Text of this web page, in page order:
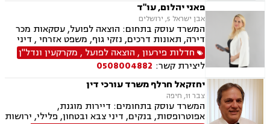
פאני יהלום, עו"ד
אבן ישראל 5, ירושלים
המשרד עוסק בתחום: הוצאה לפועל, עסקאות מכר
דירה, תאונות דרכים, נזקי גוף, משפט אזרחי , דיני
מקרקעין, דיני חוזים, דיני ביטוח, נזיקין, אבדן כושר
עבודה , הסכמי ממון, ירושות וצוואות, רשות מקרקעי
ישראל, נדל"ן, סדר דין אזרחי וראיות, תאונות
עבודה, נוטריון, ייפוי כוח מתמשך
חדלות פירעון, הוצאה לפועל , מקרקעין ונדל"ן
ליצירת קשר: 0508004882
יחזקאל חרלף משרד עורכי דין
צבר 11, חיפה
המשרד עוסק בתחומים: דיירות מוגנת,
אפוטרופסות, בנקים, דיני צבא ובטחון, פלילי, ירושות